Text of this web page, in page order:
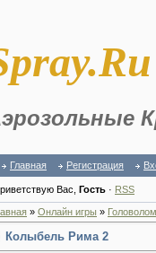
pray.Ru
Главная Регистрация
Вас Гость · RSS
» Онлайн игры »
Колыбель Рима 2